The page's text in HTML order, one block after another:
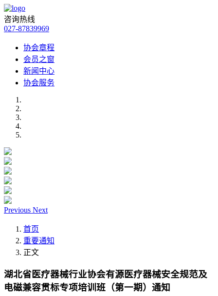
咨询热线
027-87839969
协会章程
会员之窗
新闻中心
协会服务
Previous Next
首页
重要通知
正文
湖北省医疗器械行业协会有源医疗器械安全规范及
电磁兼容贯标专项培训班（第一期）通知